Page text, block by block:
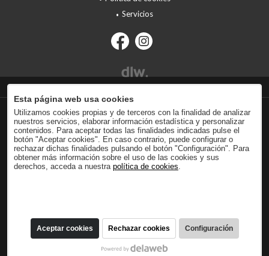
Servicios
Esta página web usa cookies
Utilizamos cookies propias y de terceros con la finalidad de analizar
nuestros servicios, elaborar información estadística y personalizar
contenidos. Para aceptar todas las finalidades indicadas pulse el
botón "Aceptar cookies". En caso contrario, puede configurar o
rechazar dichas finalidades pulsando el botón "Configuración". Para
obtener más información sobre el uso de las cookies y sus
derechos, acceda a nuestra política de cookies.
Aceptar cookies Rechazar cookies Configuración